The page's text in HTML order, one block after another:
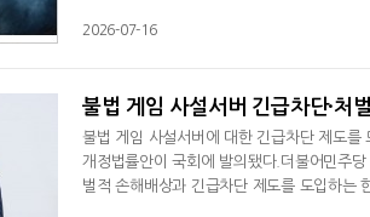
수 있도록 구성됐다. 이용자는 전투 전 체크
2026-07-16
불법 게임 사설서버 긴급차단·처
불법 게임 사설서버에 대한 긴급차단 제도
개정법률안이 국회에 발의됐다.더불어민주
벌적 손해배상과 긴급차단 제도를 도입하는